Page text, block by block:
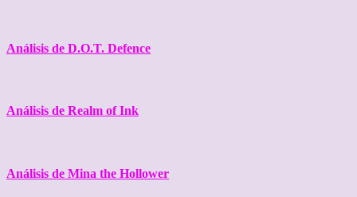
Análisis de D.O.T. Defence
Análisis de Realm of Ink
Análisis de Mina the Hollower